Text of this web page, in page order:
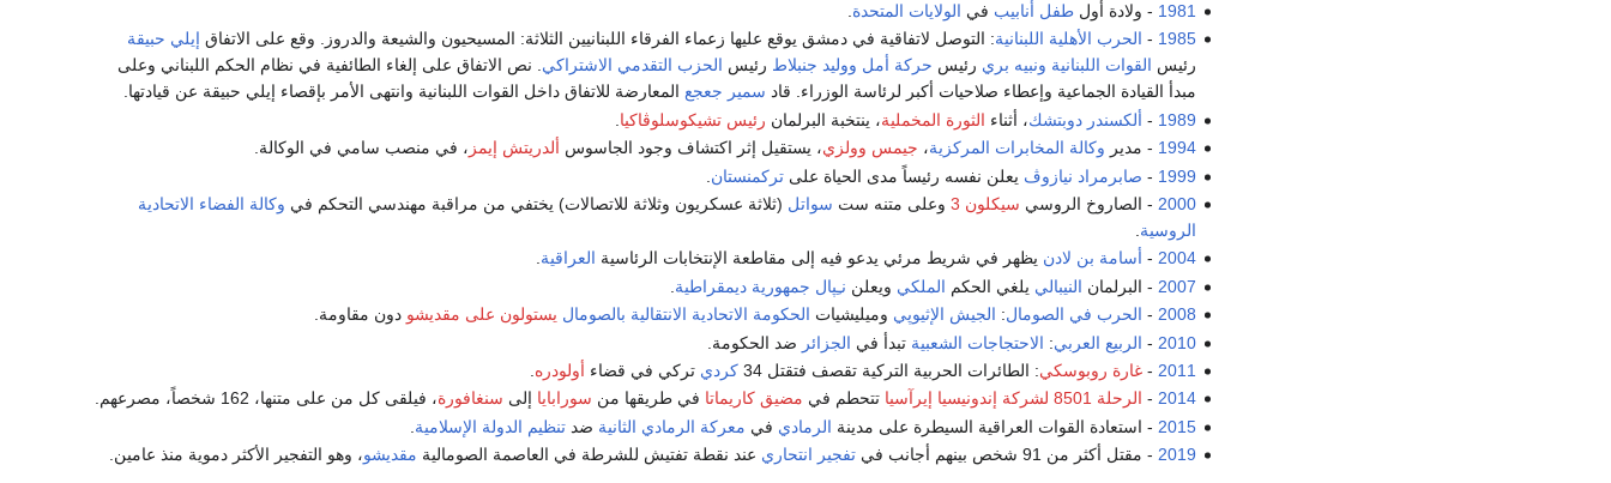
1981 - ولادة أولطفل أنابيب في الولايات المتحدة
1985
- الحرب الأهلية اللبنانية: التوصل لاتفاقية في دمشق يوقع عليها زعماء الفرقاء اللبنانيين الثلاثة: المسيحيون والشيعة والدروز. وقع على الاتفاق إيلي حبيقة
رئيس القوات اللبنانية ونبيه بري رئيس حركة أمل ووليد جنبلاط رئيس الحزب التقدمي الاشتراكي. نص الاتفاق على إلغاء الطائفية في نظام الحكم اللبناني وعلى
مبدأ القيادة الجماعية وإعطاء صلاحيات أكبر لرئاسة الوزراء. قاد سمير جعجع المعارضة للاتفاق داخل القوات اللبنانية وانتهى الأمر بإقصاء إيلي حبيقة عن قيادتها.
1989
- ألكسندر دوبتشك، أثناء الثورة المخملية، ينتخبة البرلمان رئيس تشيكوسلوڤاكيا
1994 - مدير وكالة المخابرات المركزية، جيمس وولزي، يستقيل إثر اكتشاف وجود الجاسوس ألدريتش إيمز ، في منصب سامي في الوكالة.
1999
- صابرمراد نيازوڤ يعلن نفسه رئيساً مدى الحياة علىتركمنستان
2000 - الصاروخ الروسي سيكلون 3 وعلى متنه ست سواتل (ثلاثة عسكريون وثلاثة للاتصالات) يختفي من مراقبة مهندسي التحكم في وكالة الفضاء الاتحادية
الروسية
2004
- أسامة بن لادن يظهر في شريط مرئي يدعو فيه إلى مقاطعة الإنتخابات الرئاسية العراقية.
2007 - البرلمان النيبالي يلغي الحكم الملكي ويعلن نـِپال جمهورية ديمقراطية
2008
- الحرب في الصومال: الجيش الإثيوپي وميليشيات الحكومة الاتحادية الانتقالية بالصومال يستولون على مقديشو دون مقاومة.
2010
- الربيع العربي: الاحتجاجات الشعبية تبدأ في الجزائر ضد الحكومة.
2011
-غارة روبوسكي: الطائرات الحربية التركية تقصف فتقتل 34 كردي تركي في قضاء أولودره
2014
- الرحلة 8501 لشركة إندونيسيا إيرآسيا تتحطم في مضيق كاريماتا في طريقها من سورابايا إلى سنغافورة، فيلقى كل من على متنها، 162 شخصاً، مصرعهم.
2015 - استعادة القوات العراقية السيطرة على مدينة الرمادي في معركة الرمادي الثانية ضدتنظيم الدولة الإسلامية
2019 - مقتل أكثر من 91 شخص بينهم أجانب في تفجير انتحاري عند نقطة تفتيش للشرطة في العاصمة الصومالية مقديشو، وهو التفجير الأكثر دموية منذ عامين.